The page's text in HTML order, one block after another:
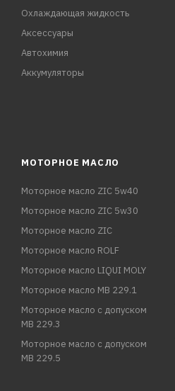
Охлаждающая жидкость
Аксессуары
Автохимия
Аккумуляторы
МОТОРНОЕ МАСЛО
Моторное масло ZIC 5w40
Моторное масло ZIC 5w30
Моторное масло ZIC
Моторное масло ROLF
Моторное масло LIQUI MOLY
Моторное масло MB 229.1
Моторное масло с допуском
MB 229.3
Моторное масло с допуском
MB 229.5